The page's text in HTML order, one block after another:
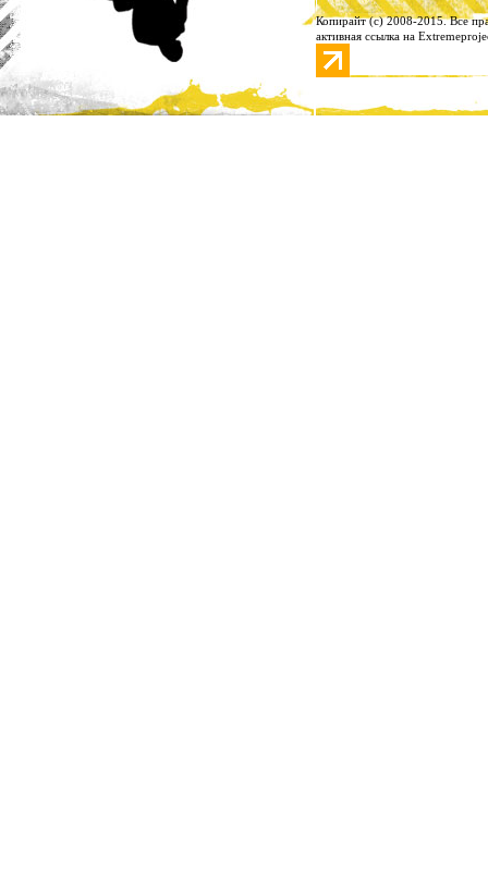
Копирайт (с) 2008-2015. Все
активная ссылка на